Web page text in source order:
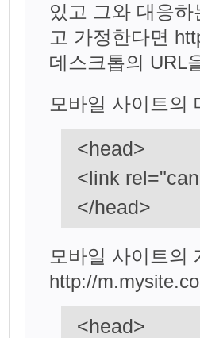
있고 그와 대응
고 가정한다면
데스크톱의 URL
모바일 사이트의
<head>
<link
</head>
모바일 사이트의
http://
<head>